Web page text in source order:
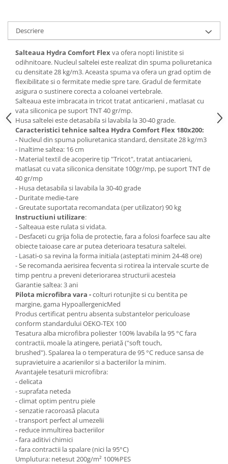
Scaune gradinita
Set mese si scaune gradinita
Mobilier copii
Mobila camera copii
Scaune birou pentru copii
Saltele patuturi copii
Paturi copii
Masa si scaune gradinita
Seturi comode living si dormitor
Descriere
Salteaua Hydra Comfort Flexva ofera nopti linistite si
odihnitoare. Nucleul saltelei este realizat din spuma poliuretanica
cu densitate 28 kg/m3. Aceasta spuma va ofera un grad optim de
flexibilitate si o fermitate medie spre tare. Gradul de fermitate
asigura o sustinere corecta a coloanei vertebrale.
Salteaua este imbracata in tricot tratat anticarieni , matlasat cu
vata siliconica pe suport TNT 40 gr/mp.
Husa saltelei este detasabila si lavabila la 30-40 grade.
Caracteristici tehnice saltea Hydra Comfort Flex 180x200:
- Nucleul din spuma poliuretanica standard, densitate 28 kg/m3
- Inaltime saltea: 16 cm
- Material textil de acoperire tip "Tricot", tratat antiacarieni,
matlasat cu vata siliconica densitate 100gr/mp, pe suport TNT de
40 gr/mp
- Husa detasabila si lavabila la 30-40 grade
- Duritate medie-tare
- Greutate suportata recomandata (per utilizator) 90 kg
Instructiuni utilizare:
- Salteaua este rulata si vidata.
- Desfaceti cu grija folia de protectie, fara a folosi foarfece sau alte
obiecte taioase care ar putea deterioara tesatura saltelei.
- Lasati-o sa revina la forma initiala (asteptati minim 24-48 ore)
- Se recomanda aerisirea fecventa si rotirea la intervale scurte de
timp pentru a preveni deteriorarea structurii acesteia
Garantie saltea: 3 ani
Pilota microfibra vara -colturi rotunjite si cu bentita pe
margine, gama HypoallergenicMed
Produs certificat pentru absenta substantelor periculoase
conform standardului OEKO-TEX 100
Tesatura alba microfibra poliester 100% lavabila la 95 °C fara
contractii, moale la atingere, periată ("soft touch,
brushed"). Spalarea la o temperatura de 95 °C reduce sansa de
supravietuire a acarienilor si a bacteriilor la minim.
Avantajele tesaturii microfibra:
- delicata
- suprafata neteda
- climat optim pentru piele
- senzatie racoroasă placuta
- transport perfect al umezelii
- reduce inmultirea bacteriilor
- fara aditivi chimici
- fara contractii la spalare (nici la 95°C)
Umplutura: netesut 200g/m² 100%PES